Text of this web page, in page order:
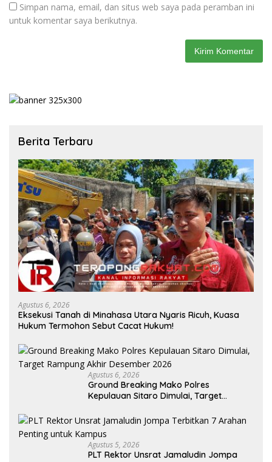
Simpan nama, email, dan situs web saya pada peramban ini
untuk komentar saya berikutnya.
Berita Terbaru
Agustus 6, 2026
Eksekusi Tanah di Minahasa Utara Nyaris Ricuh, Kuasa
Hukum Termohon Sebut Cacat Hukum!
Agustus 6, 2026
Ground Breaking Mako Polres
Kepulauan Sitaro Dimulai, Target
Agustus 5, 2026
​PLT Rektor Unsrat Jamaludin Jompa